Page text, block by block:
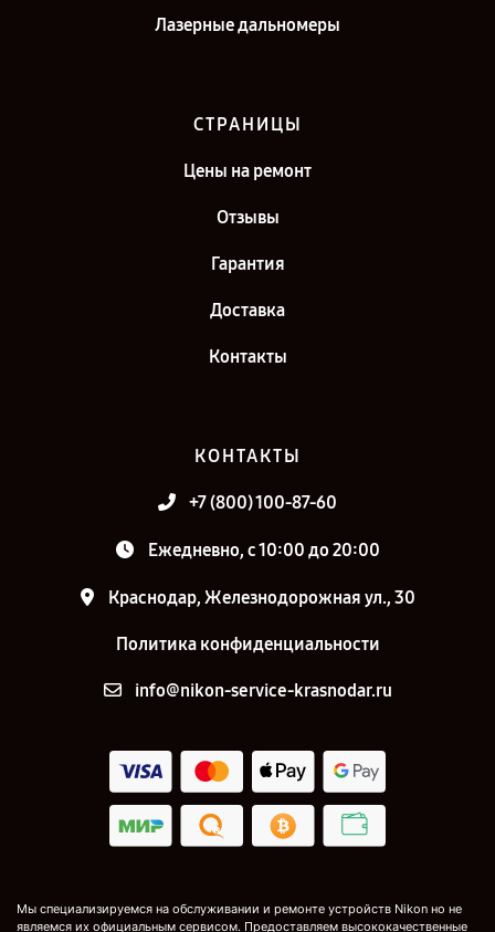
Лазерные дальномеры
СТРАНИЦЫ
Цены на ремонт
Отзывы
Гарантия
Доставка
Контакты
КОНТАКТЫ
+7 (800) 100-87-60
Ежедневно, с 10:00 до 20:00
Краснодар, Железнодорожная ул., 30
Политика конфиденциальности
info@nikon-service-krasnodar.ru
Мы специализируемся на обслуживании и ремонте устройств Nikon но не
являемся их официальным сервисом. Предоставляем высококачественные